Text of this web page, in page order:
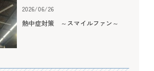
2026/06/26
熱中症対策 ～スマイルファン～